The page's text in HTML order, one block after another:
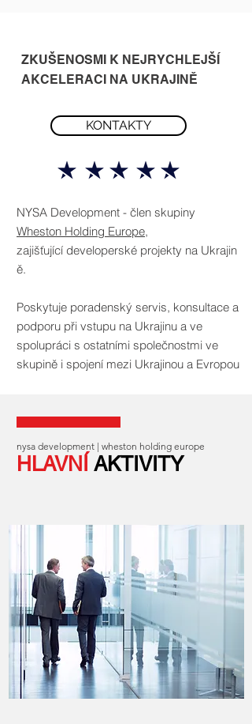
ZKUŠENOSMI K NEJRYCHLEJŠÍ
AKCELERACI NA UKRAJINĚ
KONTAKTY
NYSA Development - člen skupiny
Wheston Holding Europe,
zajišťující developerské projekty na Ukrajin
ě.
Poskytuje poradenský servis, konsultace a
podporu při vstupu na Ukrajinu a ve
spolupráci s ostatními společnostmi ve
skupině i spojení mezi Ukrajinou a Evropou
nysa development | wheston holding europe
HLAVNÍ AKTIVITY